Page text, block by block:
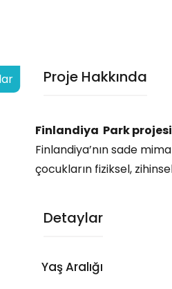
Proje Hakkında
Finlandiya Park
Finlandiya’nın sade
çocukların fiziksel,
Detaylar
Yaş Aralığı